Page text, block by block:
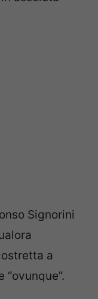
Signorini
a
“ovunque”.